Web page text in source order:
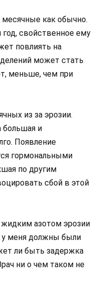
месячные как обычно.
свойственное ему
повлиять на
может стать
меньше, чем при
из за эрозии.
большая и
Появление
гормональными
по другим
сбой в этой
азотом эрозии
у меня должны были
ли быть задержка
ни о чем таком не